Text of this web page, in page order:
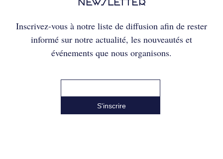
NEWSLETTER
Inscrivez-vous à notre liste de diffusion afin de rester
informé sur notre actualité, les nouveautés et
événements que nous organisons.